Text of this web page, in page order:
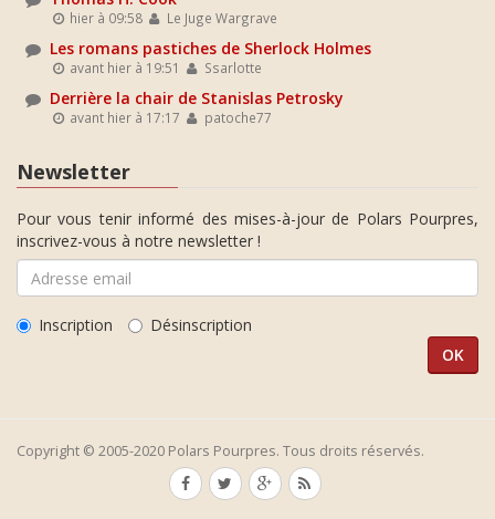
hier à 09:58 Le Juge Wargrave
Les romans pastiches de Sherlock Holmes
avant hier à 19:51 Ssarlotte
Derrière la chair de Stanislas Petrosky
avant hier à 17:17 patoche77
Newsletter
Pour vous tenir informé des mises-à-jour de Polars Pourpres,
inscrivez-vous à notre newsletter !
Inscription Désinscription
Copyright © 2005-2020 Polars Pourpres. Tous droits réservés.